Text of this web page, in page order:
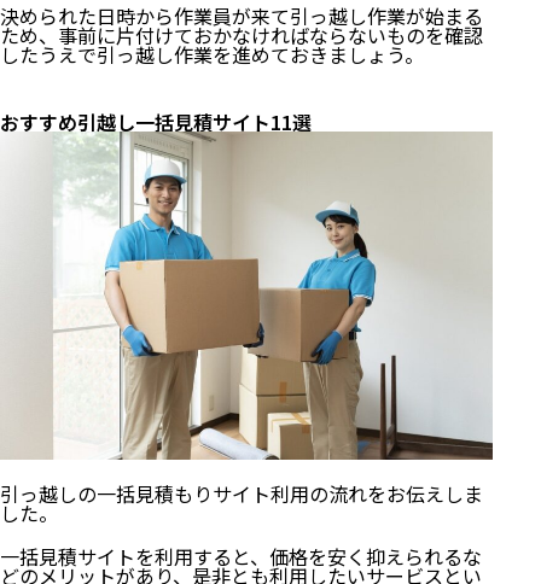
決められた日時から作業員が来て引っ越し作業が始まる
ため、事前に片付けておかなければならないものを確認
したうえで引っ越し作業を進めておきましょう。
おすすめ引越し一括見積サイト11選
引っ越しの一括見積もりサイト利用の流れをお伝えしま
した。
一括見積サイトを利用すると、価格を安く抑えられるな
どのメリットがあり、是非とも利用したいサービスとい